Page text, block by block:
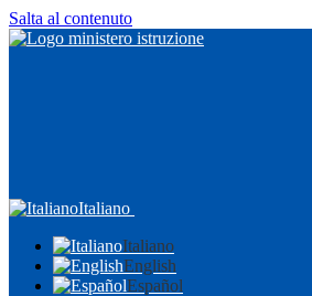
Salta al contenuto
Italiano
Italiano
English
Español